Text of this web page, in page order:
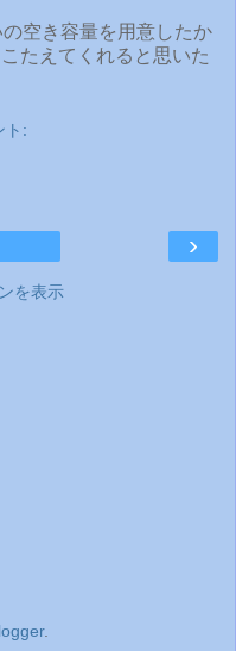
空き容量を用意したか
たえてくれると思いた
ト:
›
を表示
.